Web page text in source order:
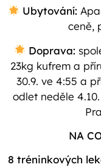
Ubytování:
ceně,
Doprava:
23kg kufrem a
30.9. ve 4:55 a
odlet neděle
NA
8 tréninkových